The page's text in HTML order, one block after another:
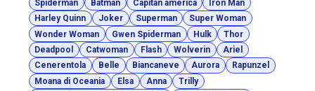
Spiderman Batman Capitan america
Iron Man
Harley Quinn
Joker Superman
Super Woman
Wonder Woman
Gwen Spiderman Hulk
Thor
Deadpool
Catwoman Flash Wolverin
Ariel
Cenerentola
Belle Biancaneve Aurora
Rapunzel
Moana di Oceania
Elsa Anna
Trilly